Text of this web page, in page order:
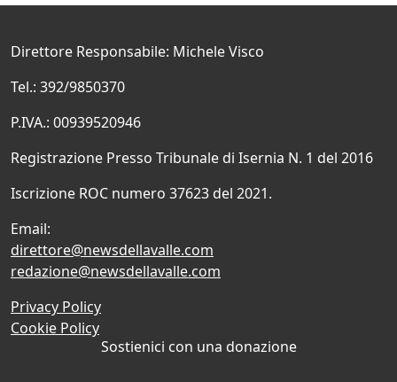
Direttore Responsabile: Michele Visco
Tel.: 392/9850370
P.IVA.: 00939520946
Registrazione Presso Tribunale di Isernia N. 1 del 2016
Iscrizione ROC numero 37623 del 2021.
Email:
direttore@newsdellavalle.com
redazione@newsdellavalle.com
Privacy Policy
Cookie Policy
Sostienici con una donazione